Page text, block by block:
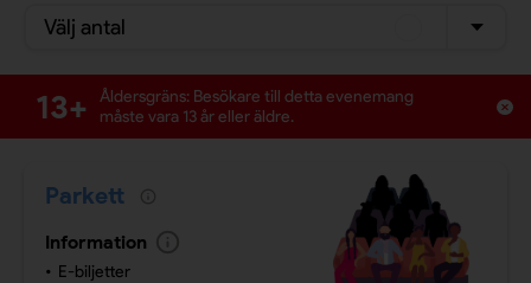
Välj antal
13+
Åldersgräns: Besökare till detta evenemang
måste vara 13 år eller äldre.
Parkett
Information
E-biljetter